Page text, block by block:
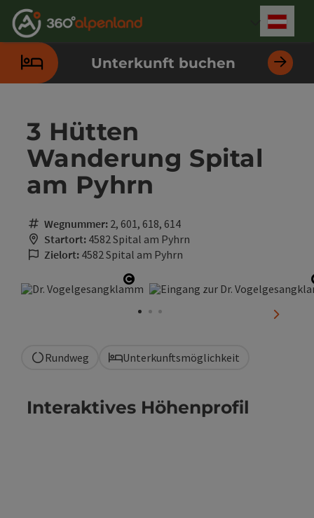
Zum Inhalt
Zur Navigation
Zum Seitenanfang
Zur Kontaktseite
Zur Suche
Zum Impressum
Zu den Hinweisen zur Bedienung der Website
Zur Startseite
Unterkunft buchen
3 Hütten
Wanderung Spital
am Pyhrn
Wegnummer: 2, 601, 618, 614
Startort: 4582 Spital am Pyhrn
Zielort: 4582 Spital am Pyhrn
Copyright öffnen
Rundweg Unterkunftsmöglichkeit
Interaktives Höhenprofil